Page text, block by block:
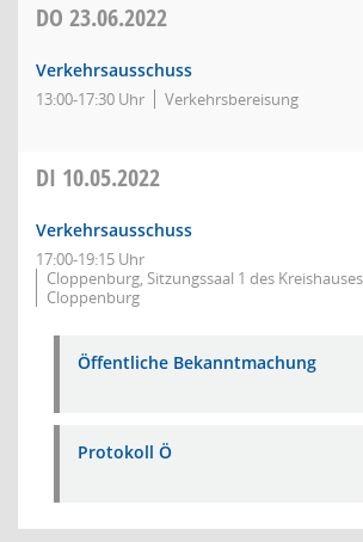
DO 23.06.2022
Verkehrsausschuss
13:00-17:30 Uhr Verkehrsbereisung
DI 10.05.2022
Verkehrsausschuss
17:00-19:15 Uhr
Cloppenburg, Sitzungssaal 1 des
Cloppenburg
Öffentliche Bekanntmachung
Protokoll Ö